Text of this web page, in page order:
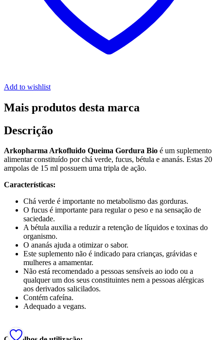
Add to wishlist
Mais produtos desta marca
Descrição
Arkopharma Arkofluido Queima Gordura Bio é um suplemento
alimentar constituído por chá verde, fucus, bétula e ananás. Estas 20
ampolas de 15 ml possuem uma tripla de ação.
Características:
Chá verde é importante no metabolismo das gorduras.
O fucus é importante para regular o peso e na sensação de
saciedade.
A bétula auxilia a reduzir a retenção de líquidos e toxinas do
organismo.
O ananás ajuda a otimizar o sabor.
Este suplemento não é indicado para crianças, grávidas e
mulheres a amamentar.
Não está recomendado a pessoas sensíveis ao iodo ou a
qualquer um dos seus constituintes nem a pessoas alérgicas
aos derivados salicilados.
Contém cafeína.
Adequado a vegans.